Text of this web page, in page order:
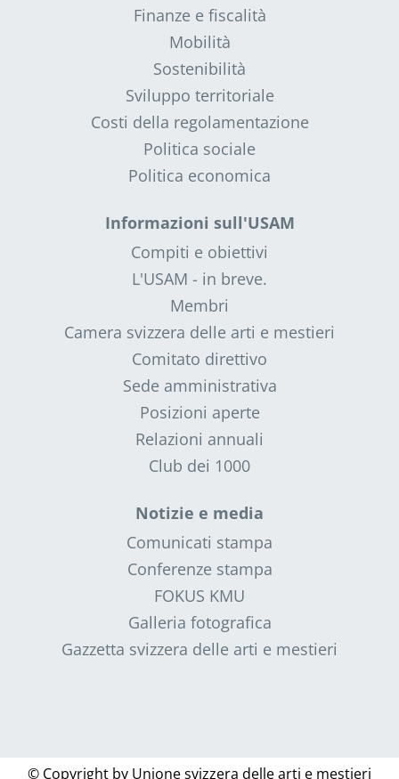
Finanze e fiscalità
Mobilità
Sostenibilità
Sviluppo territoriale
Costi della regolamentazione
Politica sociale
Politica economica
Informazioni sull'USAM
Compiti e obiettivi
L'USAM - in breve.
Membri
Camera svizzera delle arti e mestieri
Comitato direttivo
Sede amministrativa
Posizioni aperte
Relazioni annuali
Club dei 1000
Notizie e media
Comunicati stampa
Conferenze stampa
FOKUS KMU
Galleria fotografica
Gazzetta svizzera delle arti e mestieri
© Copyright by Unione svizzera delle arti e mestieri